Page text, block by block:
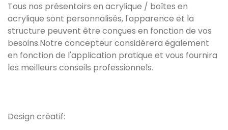
Tous nos présentoirs en acrylique / boîtes en
acrylique sont personnalisés, l'apparence et la
structure peuvent être conçues en fonction de vos
besoins.Notre concepteur considérera également
en fonction de l'application pratique et vous fournira
les meilleurs conseils professionnels.
Design créatif: